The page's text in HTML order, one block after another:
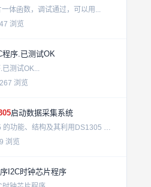
体函数，调试通过，可以用...
浏览
程序.已测试OK
已测试OK...
浏览
启动数据采集系统
介绍串行时钟芯片DS1305 的功能、结构及其利用DS1305 设计的电源开关电路，可使数据采集系统平时处于关闭状态。定时开启时系统上电， 进行数据采集；一次工作结束时关闭开关， 系统断电。...
浏览
I2C时钟芯片程序